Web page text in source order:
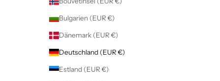
Bulgarien (EUR €)
Dänemark (EUR €)
Deutschland (EUR €)
Estland (EUR €)